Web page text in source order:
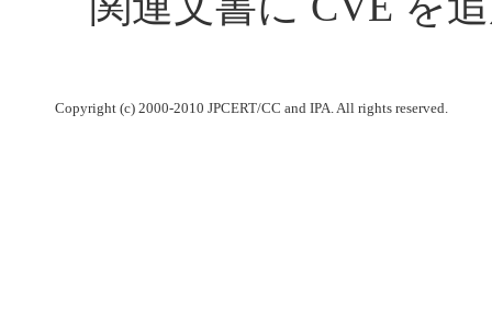
Copyright (c) 2000-2010 JPCERT/CC and IPA. All rights reserved.